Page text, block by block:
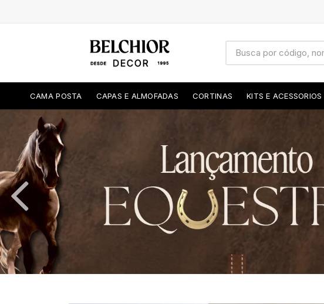
CAMA POSTA CAPAS E ALMOFADAS CORTINAS KITS E ACESSORIOS